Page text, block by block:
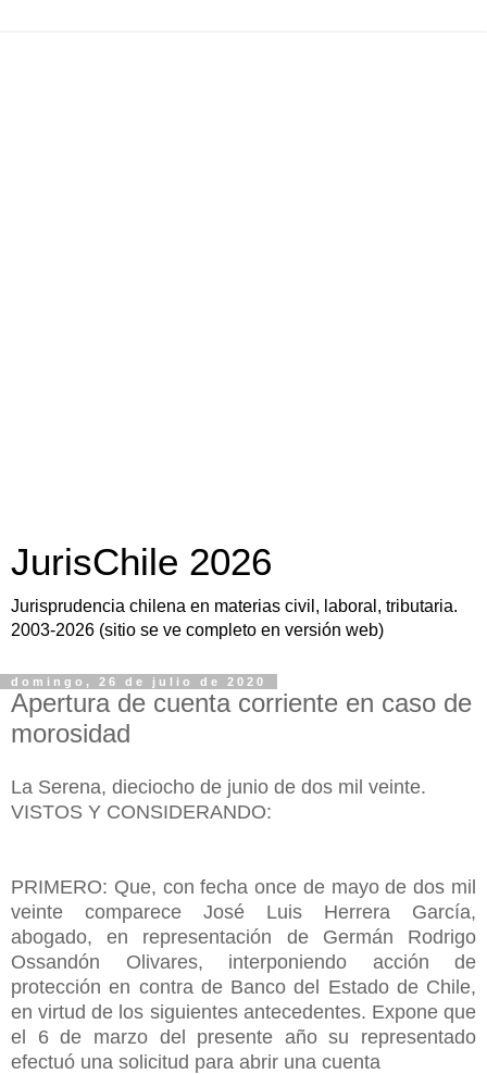
JurisChile 2026
Jurisprudencia chilena en materias civil, laboral, tributaria.
2003-2026 (sitio se ve completo en versión web)
domingo, 26 de julio de 2020
Apertura de cuenta corriente en caso de
morosidad
La Serena, dieciocho de junio de dos mil veinte.
VISTOS Y CONSIDERANDO:
PRIMERO: Que, con fecha once de mayo de dos mil
veinte comparece José Luis Herrera García,
abogado, en representación de Germán Rodrigo
Ossandón Olivares, interponiendo acción de
protección en contra de Banco del Estado de Chile,
en virtud de los siguientes antecedentes. Expone que
el 6 de marzo del presente año su representado
efectuó una solicitud para abrir una cuenta